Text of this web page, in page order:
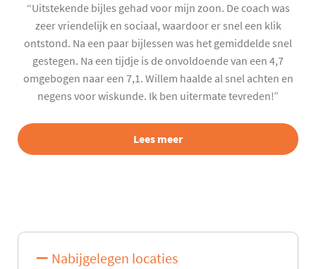
“Uitstekende bijles gehad voor mijn zoon. De coach was
zeer vriendelijk en sociaal, waardoor er snel een klik
ontstond. Na een paar bijlessen was het gemiddelde snel
gestegen. Na een tijdje is de onvoldoende van een 4,7
omgebogen naar een 7,1. Willem haalde al snel achten en
negens voor wiskunde. Ik ben uitermate tevreden!”
Lees meer
Nabijgelegen locaties